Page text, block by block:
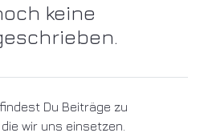
keine
Du Beiträge zu
wir uns einsetzen.